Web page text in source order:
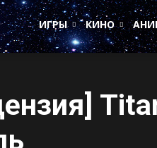
ИГРЫ
КИНО